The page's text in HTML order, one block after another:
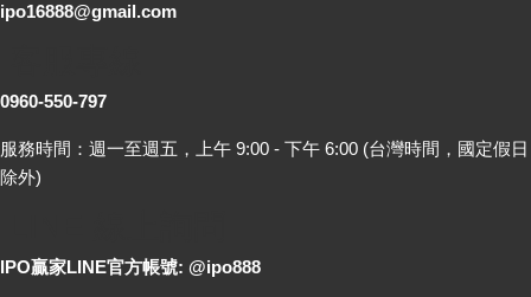
ipo16888@gmail.com
0960-550-797
服務時間：週一至週五，上午 9:00 - 下午 6:00 (台灣時間，國定假日
除外)
IPO贏家LINE官方帳號: @ipo888